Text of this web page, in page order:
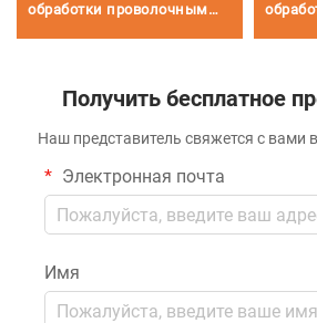
обработки проволочным
Получить бесплатное
Наш представитель свяжется с вами
Электронная почта
Имя